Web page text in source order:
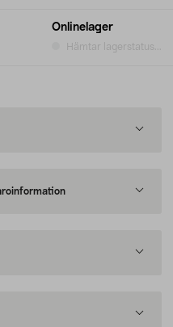
Onlinelager
Hämtar lagerstatus...